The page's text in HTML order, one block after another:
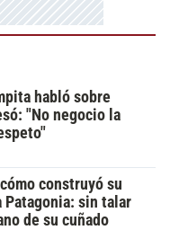
habló sobre
"No negocio la
construyó su
Patagonia: sin talar
de su cuñado